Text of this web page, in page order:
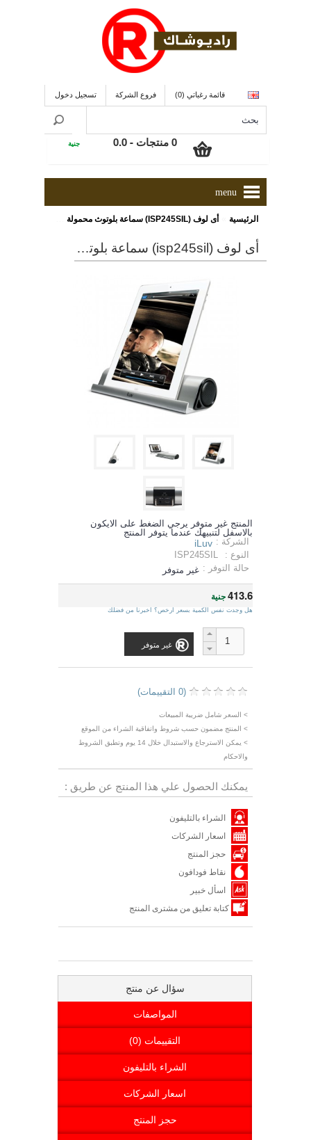
قائمة رغباتي (0) فروع الشركة تسجيل دخول
0 منتجات - 0.0 جنية
menu
الرئيسية » أى لوف (ISP245SIL) سماعة بلوتوث محمولة مزودة بمسند
أى لوف (isp245sil) سماعة بلوتوث محمولة مزودة بمسند
المنتج غير متوفر يرجي الضغط على الايكون
بالاسفل لتنبيهك عندما يتوفر المنتج
الشركة : iLuv
النوع :
ISP245SIL
حالة التوفر : غير متوفر
413.6جنية
هل وجدت نفس الكمية بسعر ارخص؟ اخبرنا من فضلك
غير متوفر
(0 التقييمات)
> السعر شامل ضريبة المبيعات
> المنتج مضمون حسب شروط واتفاقية الشراء من الموقع
> يمكن الاسترجاع والاستبدال خلال 14 يوم وتطبق الشروط
والاحكام
يمكنك الحصول علي هذا المنتج عن طريق :
الشراء بالتليفون
اسعار الشركات
حجز المنتج
نقاط فودافون
اسأل خبير
كتابة تعليق من مشترى المنتج
سؤال عن منتج
المواصفات
التقييمات (0)
الشراء بالتليفون
اسعار الشركات
حجز المنتج